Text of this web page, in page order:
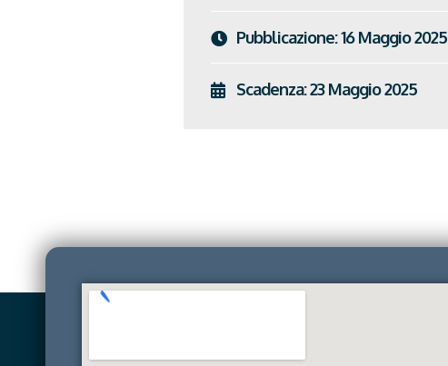
Pubblicazione:16 Maggio 2025
Scadenza: 23 Maggio 2025